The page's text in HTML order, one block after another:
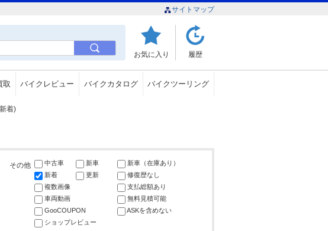
サイトマップ
お気に入り 履歴
取 バイクレビュー バイクカタログ バイクツーリング
着)
その他 中古車 新車
新車（在庫あり）
新着
更新
修復歴なし
複数画像
支払総額あり
車両動画
無料見積可能
GooCOUPON
ASKを含めない
ショップレビュー